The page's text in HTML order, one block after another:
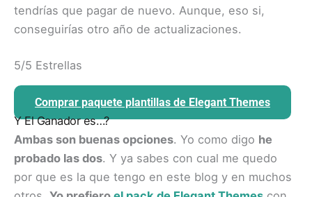
tendrías que pagar de nuevo. Aunque, eso si,
conseguirías otro año de actualizaciones.
5/5 Estrellas
Comprar paquete plantillas de Elegant Themes
Y El Ganador es…?
Ambas son buenas opciones. Yo como digo he
probado las dos. Y ya sabes con cual me quedo
por que es la que tengo en este blog y en muchos